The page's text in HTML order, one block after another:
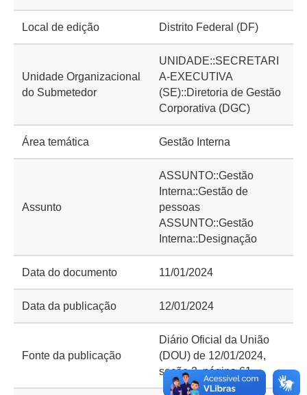
Local de edição Distrito Federal (DF)
Unidade Organizacional
do Submetedor
UNIDADE::SECRETARI
A-EXECUTIVA
(SE)::Diretoria de Gestão
Corporativa (DGC)
Área temática Gestão Interna
Assunto
ASSUNTO::Gestão
Interna::Gestão de
pessoas
ASSUNTO::Gestão
Interna::Designação
Data do documento 11/01/2024
Data da publicação 12/01/2024
Fonte da publicação
Diário Oficial da União
(DOU) de 12/01/2024,
seção 2, página 61